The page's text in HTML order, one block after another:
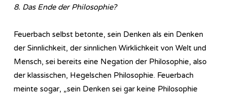
8. Das Ende der Philosophie?
Feuerbach selbst betonte, sein Denken als ein Denken
der Sinnlichkeit, der sinnlichen Wirklichkeit von Welt und
Mensch, sei bereits eine Negation der Philosophie, also
der klassischen, Hegelschen Philosophie. Feuerbach
meinte sogar, „sein Denken sei gar keine Philosophie